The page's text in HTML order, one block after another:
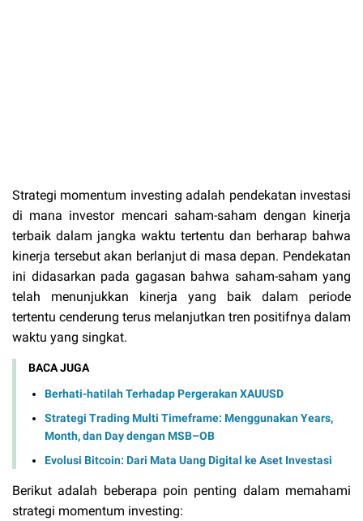
Strategi momentum investing adalah pendekatan investasi
di mana investor mencari saham-saham dengan kinerja
terbaik dalam jangka waktu tertentu dan berharap bahwa
kinerja tersebut akan berlanjut di masa depan. Pendekatan
ini didasarkan pada gagasan bahwa saham-saham yang
telah menunjukkan kinerja yang baik dalam periode
tertentu cenderung terus melanjutkan tren positifnya dalam
waktu yang singkat.
BACA JUGA
Berhati-hatilah Terhadap Pergerakan XAUUSD
Strategi Trading Multi Timeframe: Menggunakan Years,
Month, dan Day dengan MSB–OB
Evolusi Bitcoin: Dari Mata Uang Digital ke Aset Investasi
Berikut adalah beberapa poin penting dalam memahami
strategi momentum investing: